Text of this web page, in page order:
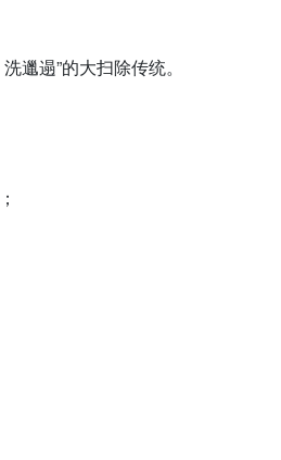
邋遢”的大扫除传统。